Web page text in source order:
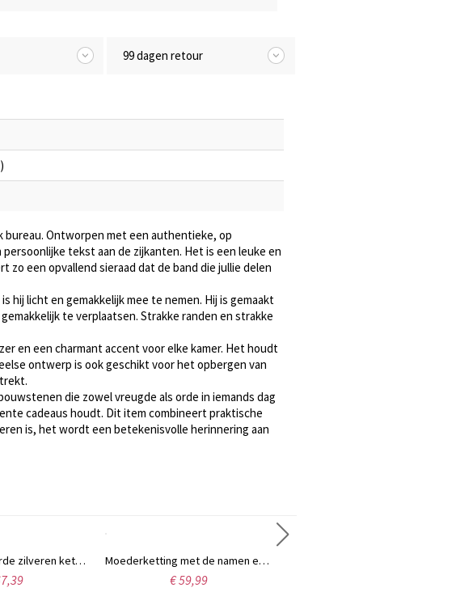
99 dagen retour
Ontworpen met een authentieke, op
tekst aan de zijkanten. Het is een leuke en
een opvallend sieraad dat de band die jullie delen
licht en gemakkelijk mee te nemen. Hij is gemaakt
te verplaatsen. Strakke randen en strakke
en een charmant accent voor elke kamer. Het houdt
ontwerp is ook geschikt voor het opbergen van
die zowel vreugde als orde in iemands dag
cadeaus houdt. Dit item combineert praktische
is, het wordt een betekenisvolle herinnering aan
Gepersonaliseerde zilveren ketting met hart-in-hart geboortesteen en naam, Moederdagcadeau voor grootouders Moederketting met de namen en geboortestenen van 6 kinderen in goud.
€ 59,99